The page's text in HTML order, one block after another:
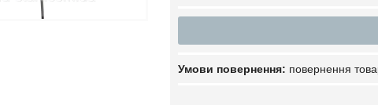
повернення